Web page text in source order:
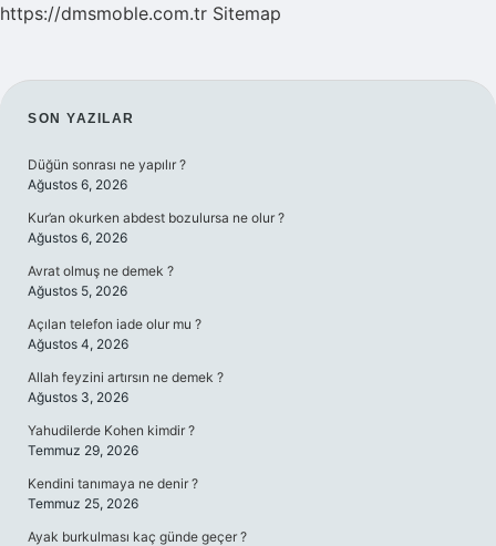
https://dmsmoble.com.tr Sitemap
SIDEBAR
SON YAZILAR
Düğün sonrası ne yapılır ?
Ağustos 6, 2026
Kur’an okurken abdest bozulursa ne olur ?
Ağustos 6, 2026
Avrat olmuş ne demek ?
Ağustos 5, 2026
Açılan telefon iade olur mu ?
Ağustos 4, 2026
Allah feyzini artırsın ne demek ?
Ağustos 3, 2026
Yahudilerde Kohen kimdir ?
Temmuz 29, 2026
Kendini tanımaya ne denir ?
Temmuz 25, 2026
Ayak burkulması kaç günde geçer ?